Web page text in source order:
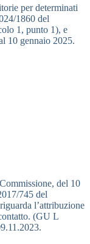
per determinati
1860 del
1, punto 1), e
10 gennaio 2025.
del 10
745 del
l’attribuzione
(GU L